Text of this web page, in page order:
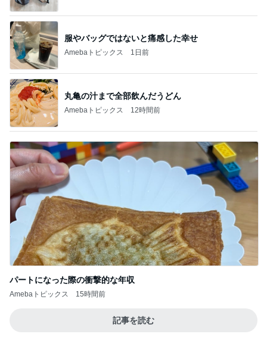
服やバッグではないと痛感した幸せ
Amebaトピックス 1日前
丸亀の汁まで全部飲んだうどん
Amebaトピックス 12時間前
パートになった際の衝撃的な年収
Amebaトピックス 15時間前
記事を読む